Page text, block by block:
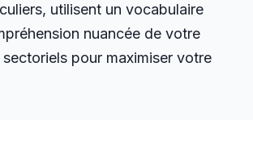
utilisent un vocabulaire
nuancée de votre
pour maximiser votre